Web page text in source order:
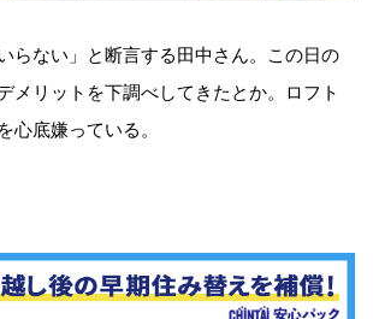
らない」と断言する田中さん。この日の
メリットを下調べしてきたとか。ロフト
心底嫌っている。